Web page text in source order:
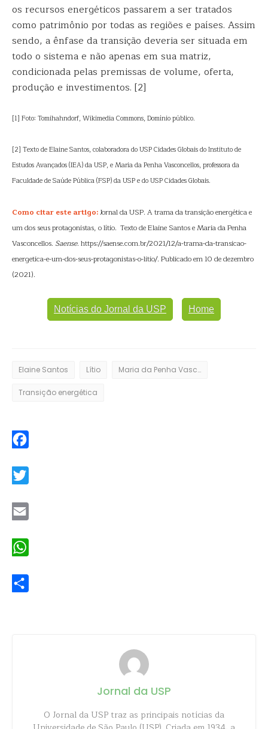
os recursos energéticos passarem a ser tratados
como patrimônio por todas as regiões e países. Assim
sendo, a ênfase da transição deveria ser situada em
todo o sistema e não apenas em sua matriz,
condicionada pelas premissas de volume, oferta,
produção e investimentos. [2]
[1] Foto: Tomihahndorf, Wikimedia Commons, Domínio público.
[2] Texto de Elaine Santos, colaboradora do USP Cidades Globais do Instituto de
Estudos Avançados (IEA) da USP, e Maria da Penha Vasconcellos, professora da
Faculdade de Saúde Pública (FSP) da USP e do USP Cidades Globais.
Como citar este artigo:Jornal da USP. A trama da transição energética e
um dos seus protagonistas, o lítio. Texto de Elaine Santos e Maria da Penha
Vasconcellos. Saense. https://saense.com.br/2021/12/a-trama-da-transicao-
energetica-e-um-dos-seus-protagonistas-o-litio/. Publicado em 10 de dezembro
(2021).
Notícias do Jornal da USP Home
Elaine Santos Lítio Maria da Penha Vasconcellos
Transição energética
Jornal da USP
O Jornal da USP traz as principais notícias da